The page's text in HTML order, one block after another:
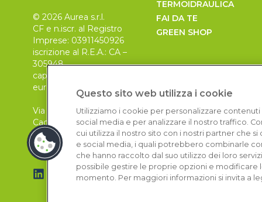
© 2026 Aurea s.r.l.
CF e n.iscr. al Registro
Imprese: 03911450926
iscrizione al R.E.A.: CA –
305948
capitale sociale 30.000
euro, i.v.
Via Pietro Leo n. 6
Cagliari
09129
TERMOIDRAULICA
FAI DA TE
GREEN SHOP
Questo sito web utilizza i cookie
Utilizziamo i cookie per personalizzare
social media e per analizzare il nostro traffico.
cui utilizza il nostro sito con i nostri partner che
e social media, i quali potrebbero combinarle
che hanno raccolto dal suo utilizzo dei loro
possibile gestire le proprie opzioni e modificare
momento. Per maggiori informazioni si invita a